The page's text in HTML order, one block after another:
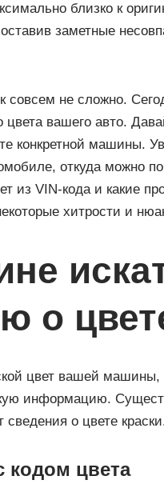
близко к
заметные
совсем не сложно.
цвета вашего авто.
конкретной машины.
откуда можно
из VIN-кода и какие
хитрости и
о
цвет вашей
информацию.
о цвете
кодом цвета